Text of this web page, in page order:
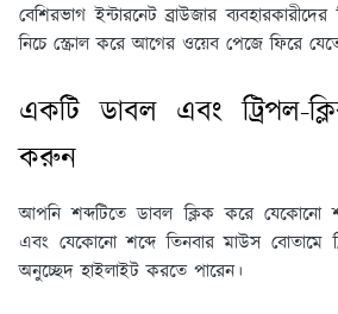
বেশিরভাগ ইন্টারনেট ব্রাউজার
নিচে স্ক্রোল করে আগের ওয়েব পেজে ফিরে
একটি ডাবল এবং ট্রিপল-
করুন
আপনি শব্দটিতে ডাবল ক্লিক করে যেকোনো
এবং যেকোনো শব্দে তিনবার মাউস বোতামে
অনুচ্ছেদ হাইলাইট করতে পারেন।